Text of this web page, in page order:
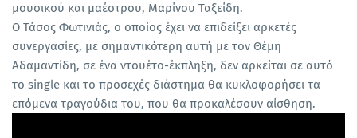
μουσικού και μαέστρου, Μαρίνου Ταξείδη.
Ο Τάσος Φωτινιάς, ο οποίος έχει να επιδείξει αρκετές
συνεργασίες, με σημαντικότερη αυτή με τον Θέμη
Αδαμαντίδη, σε ένα ντουέτο-έκπληξη, δεν αρκείται σε αυτό
το single και το προσεχές διάστημα θα κυκλοφορήσει τα
επόμενα τραγούδια του, που θα προκαλέσουν αίσθηση.